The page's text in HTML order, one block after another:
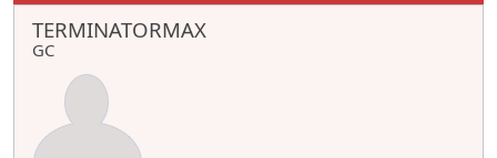
TERMINATORMAX
GC